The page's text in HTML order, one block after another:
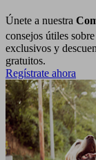
Únete a nuestra
consejos útiles
exclusivos y
gratuitos.
Regístrate ahora